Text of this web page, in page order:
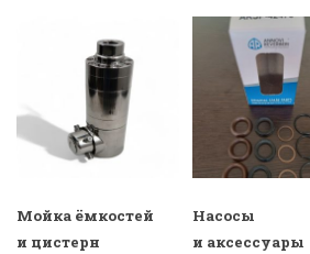
Мойка ёмкостей
и цистерн
Насосы
и аксессуары